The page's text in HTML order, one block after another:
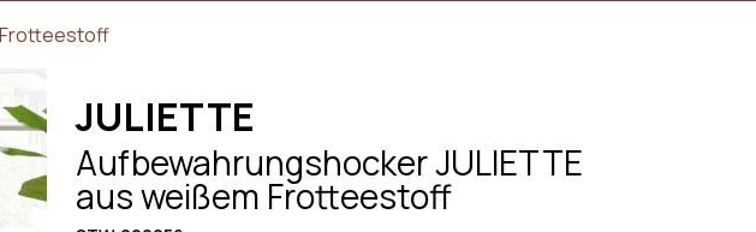
Frotteestoff
JULIETTE
Aufbewahrungshocker JULIETTE
aus weißem Frotteestoff